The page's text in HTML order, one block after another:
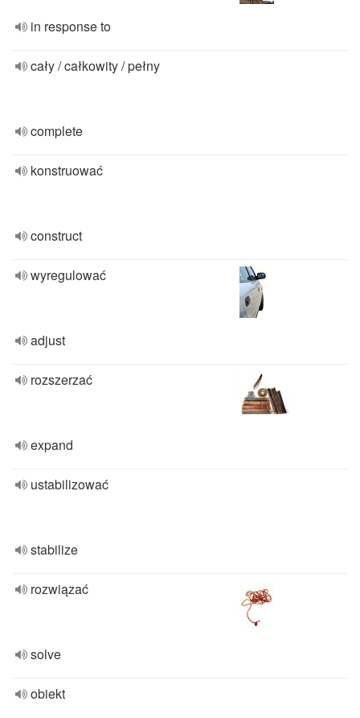
in response to
cały / całkowity / pełny
complete
konstruować
construct
wyregulować
adjust
rozszerzać
expand
ustabilizować
stabilize
rozwiązać
solve
obiekt